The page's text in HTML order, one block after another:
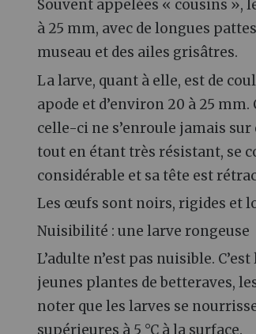
Souvent appelées « cousins »,
à 25 mm, avec de longues
museau et des ailes grisâtres.
La larve, quant à elle, est de
apode et d’environ 20 à 25
celle-ci ne s’enroule jamais
tout en étant très résistant, se
considérable et sa tête est
Les œufs sont noirs, rigides et
Nuisibilité : une larve rongeuse
L’adulte n’est pas nuisible.
jeunes plantes de betteraves,
noter que les larves se
supérieures à 5 °C à la surface.